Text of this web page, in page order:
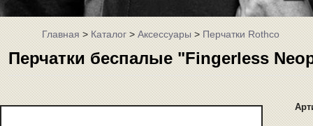
Главная>Каталог>Аксессуары>Перчатки Rothco
Перчатки беспалые "Fingerless